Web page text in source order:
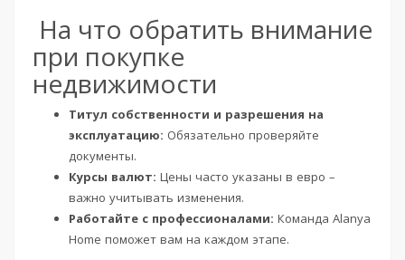
На что обратить внимание
при покупке
недвижимости
Титул собственности и разрешения на
эксплуатацию: Обязательно проверяйте
документы.
Курсы валют: Цены часто указаны в евро –
важно учитывать изменения.
Работайте с профессионалами: Команда Alanya
Home поможет вам на каждом этапе.